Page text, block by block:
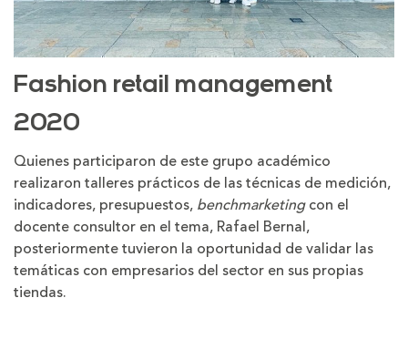
Fashion retail management
2020
Quienes participaron de este grupo académico
realizaron talleres prácticos de las técnicas de medición,
indicadores, presupuestos, benchmarketingcon el
docente consultor en el tema, Rafael Bernal,
posteriormente tuvieron la oportunidad de validar las
temáticas con empresarios del sector en sus propias
tiendas.